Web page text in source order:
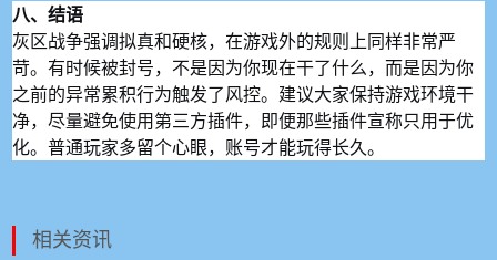
八、结语
灰区战争强调拟真和硬核，在游戏外的规则上同样非常严
苛。有时候被封号，不是因为你现在干了什么，而是因为你
之前的异常累积行为触发了风控。建议大家保持游戏环境干
净，尽量避免使用第三方插件，即便那些插件宣称只用于优
化。普通玩家多留个心眼，账号才能玩得长久。
相关资讯